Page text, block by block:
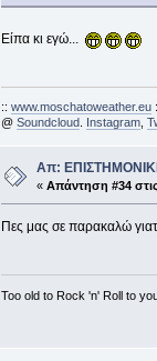
Είπα κι εγώ...
:: www.moschatoweather.eu
@ Soundcloud Instagram,
Απ:
« Απάντηση #34
Πες μας σε παρακαλώ
Too old to Rock 'n' Roll to